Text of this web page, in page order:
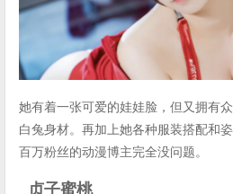
她有着一张可爱的娃娃脸，但又拥有
白兔身材。再加上她各种服装搭配和
百万粉丝的动漫博主完全没问题。
贞子蜜桃